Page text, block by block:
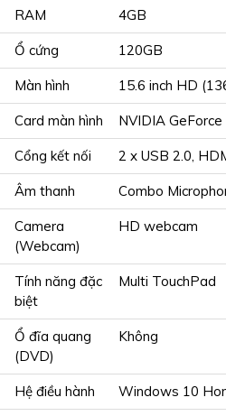
RAM 4GB
Ổ cứng 120GB
Màn hình 15.6 inch HD
Card màn hình NVIDIA
Cổng kết nối 2 x USB 2.0,
Âm thanh Combo
Camera
(Webcam)
HD webcam
Tính năng đặc
biệt
Multi TouchPad
Ổ đĩa quang
(DVD)
Không
Hệ điều hành Windows 10